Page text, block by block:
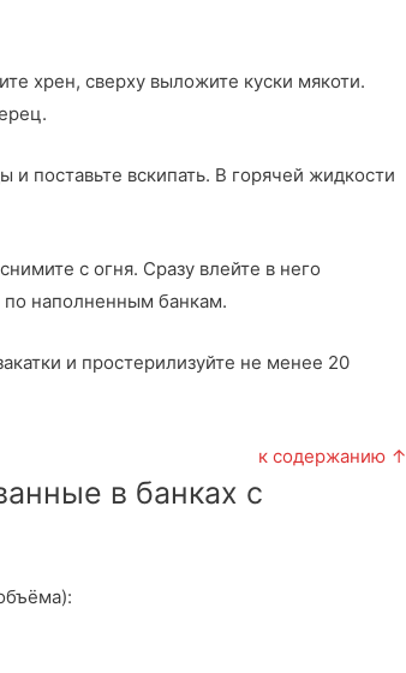
хрен, сверху выложите куски мякоти.
поставьте вскипать. В горячей жидкости
с огня. Сразу влейте в него
наполненным банкам.
и простерилизуйте не менее 20
к содержанию ↑
в банках с